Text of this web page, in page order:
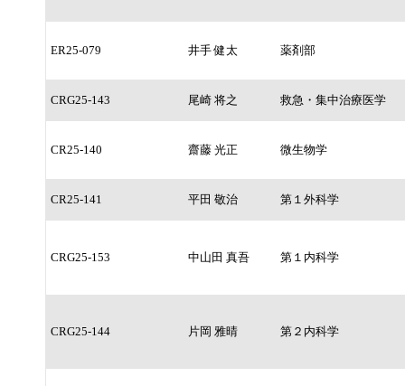
ER25-079 井手 健太 薬剤部
CRG25-143 尾崎 将之 救急・集中治療医学
CR25-140 齋藤 光正 微生物学
CR25-141 平田 敬治 第１外科学
CRG25-153 中山田 真吾 第１内科学
CRG25-144 片岡 雅晴 第２内科学